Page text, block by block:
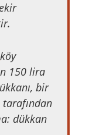
köy
150 lira
bir
tarafından
dükkan